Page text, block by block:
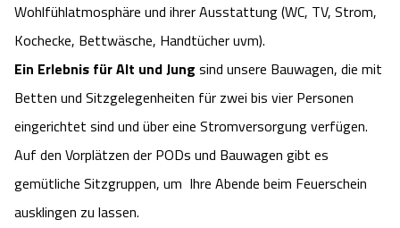
Wohlfühlatmosphäre und ihrer Ausstattung (WC, TV, Strom,
Kochecke, Bettwäsche, Handtücher uvm).
Ein Erlebnis für Alt und Jung sind unsere Bauwagen, die mit
Betten und Sitzgelegenheiten für zwei bis vier Personen
eingerichtet sind und über eine Stromversorgung verfügen.
Auf den Vorplätzen der PODs und Bauwagen gibt es
gemütliche Sitzgruppen, um Ihre Abende beim Feuerschein
ausklingen zu lassen.